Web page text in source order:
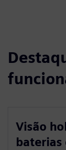
Visão
baterias